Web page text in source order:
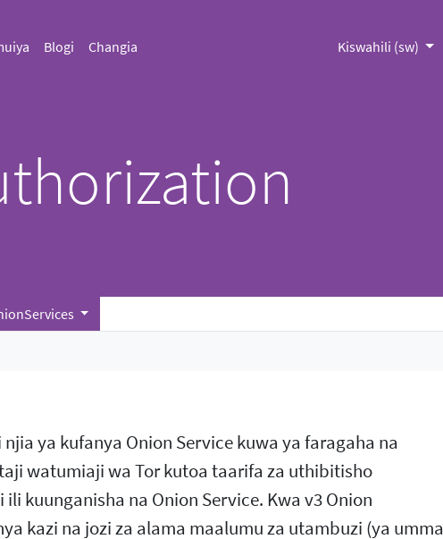
Blogi Changia Kiswahili (sw)
ya kufanya Onion Service kuwa ya faragaha na
watumiaji wa Tor kutoa taarifa za uthibitisho
kuunganisha na Onion Service. Kwa v3 Onion
kazi na jozi za alama maalumu za utambuzi (ya umma